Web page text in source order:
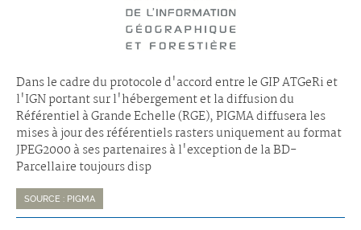
Dans le cadre du protocole d'accord entre le GIP ATGeRi et
l'IGN portant sur l'hébergement et la diffusion du
Référentiel à Grande Echelle (RGE), PIGMA diffusera les
mises à jour des référentiels rasters uniquement au format
JPEG2000 à ses partenaires à l'exception de la BD-
Parcellaire toujours disp
SOURCE : PIGMA